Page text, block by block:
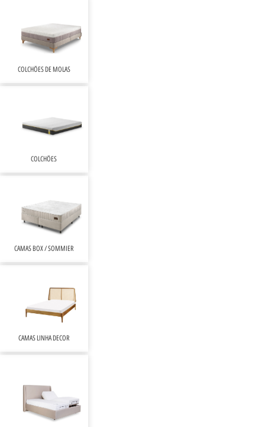
CAMAS LINHA DECOR
CAMAS BOX / SOMMIER
COLCHÕES
COLCHÕES DE MOLAS